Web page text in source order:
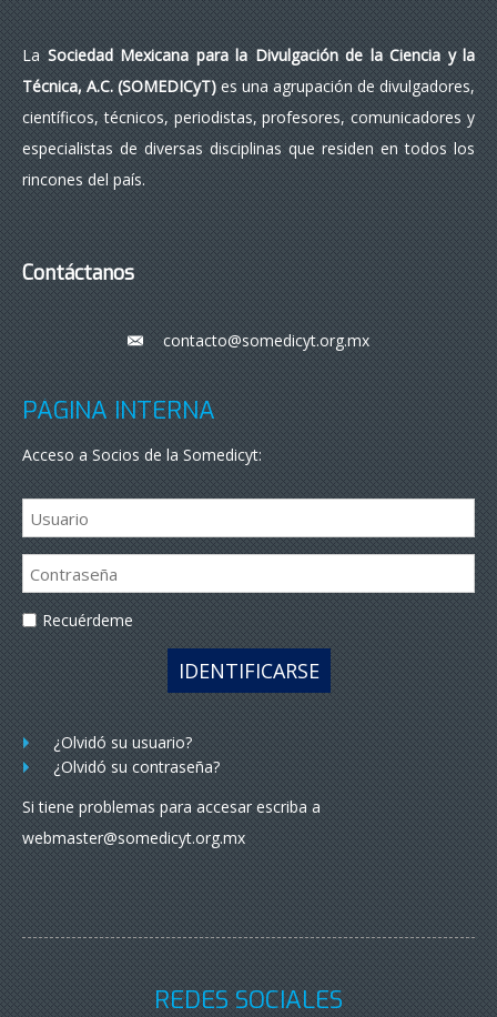
LaSociedad Mexicana para la Divulgación de la Ciencia y la
Técnica, A.C. (SOMEDICyT)es una agrupación de divulgadores,
científicos, técnicos, periodistas, profesores, comunicadores y
especialistas de diversas disciplinas que residen en todos los
rincones del país.
Contáctanos
___contacto@somedicyt.org.mx
PÁGINA INTERNA
Acceso a Socios de la Somedicyt:
Recuérdeme
IDENTIFICARSE
¿Olvidó su usuario?
¿Olvidó su contraseña?
Si tiene problemas para accesar escriba a
webmaster@somedicyt.org.mx
REDES SOCIALES